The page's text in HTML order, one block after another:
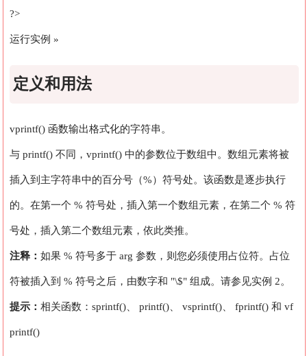
?>
运行实例 »
定义和用法
vprintf() 函数输出格式化的字符串。
与 printf() 不同，vprintf() 中的参数位于数组中。数组元素将被
插入到主字符串中的百分号（%）符号处。该函数是逐步执行
的。在第一个 % 符号处，插入第一个数组元素，在第二个 % 符
号处，插入第二个数组元素，依此类推。
注释：如果 % 符号多于 arg 参数，则您必须使用占位符。占位
符被插入到 % 符号之后，由数字和 "\$" 组成。请参见实例 2。
提示：相关函数：sprintf() 、printf() 、vsprintf() 、fprintf() 和vf
printf()